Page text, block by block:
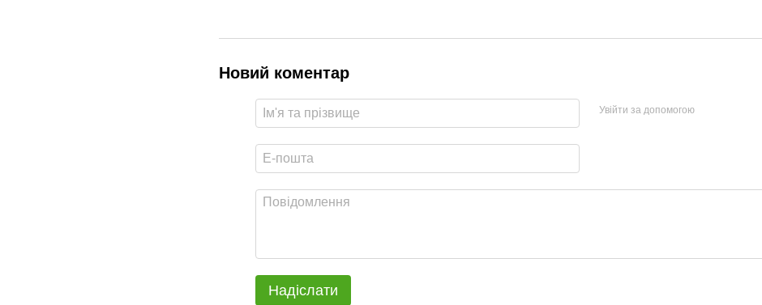
Новий коментар
Увійти за допомогою
Надіслати